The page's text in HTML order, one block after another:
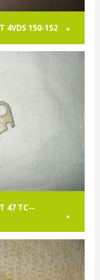
4VDS 150-152 +
47 TC--
+